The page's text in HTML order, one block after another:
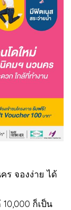
ร จองง่าย ได้
ก็เป็น